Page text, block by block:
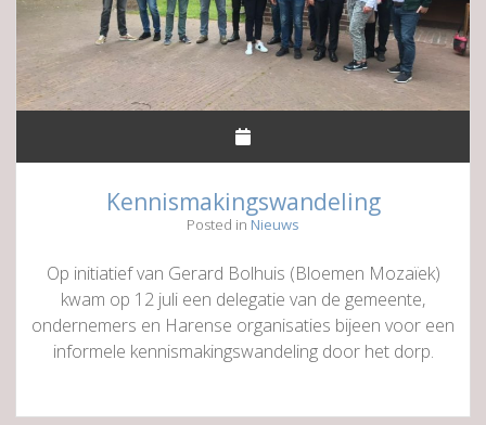
Kennismakingswandeling
Posted in Nieuws
Op initiatief van Gerard Bolhuis (Bloemen Mozaïek)
kwam op 12 juli een delegatie van de gemeente,
ondernemers en Harense organisaties bijeen voor een
informele kennismakingswandeling door het dorp.